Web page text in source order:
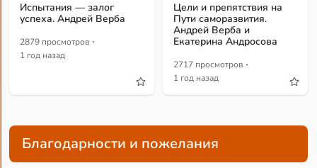
Испытания — залог
успеха. Андрей Верба
2879 просмотров ·
1 год назад
Цели и препятствия на
Пути саморазвития.
Андрей Верба и
Екатерина Андросова
2717 просмотров ·
1 год назад
Благодарности и пожелания